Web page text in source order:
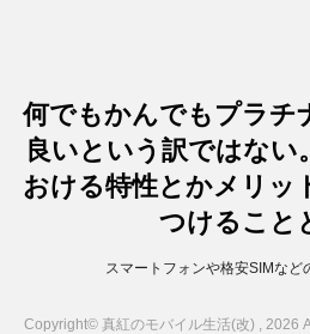
何でもかんでもプラチ
良いという訳ではない
おける特性とかメリッ
つけること
スマートフォンや格安SIMなど
Copyright© 真紅のモバイル生活(改) , 2026